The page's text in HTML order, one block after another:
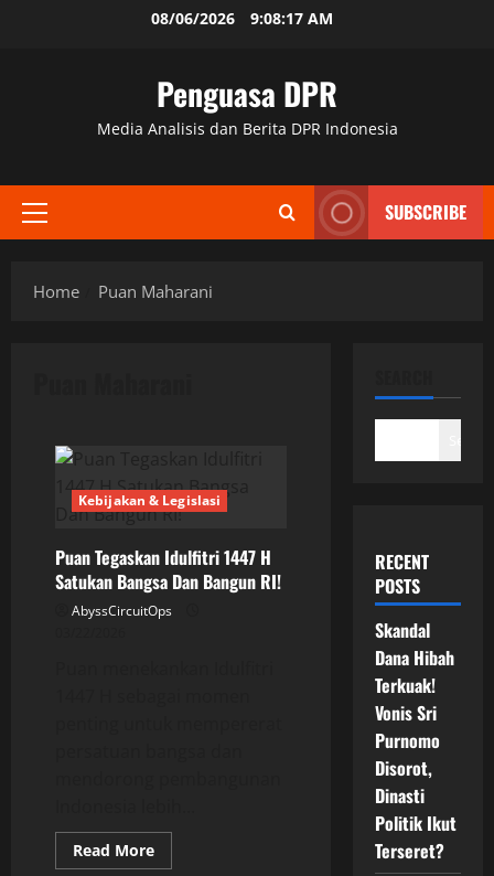
08/06/2026 9:08:17 AM
Penguasa DPR
Media Analisis dan Berita DPR Indonesia
Primary
SUBSCRIBE
Home Puan Maharani
Kebijakan & Legislasi
Puan Tegaskan Idulfitri 1447 H
Satukan Bangsa Dan Bangun RI!
AbyssCircuitOps
Read MoreRead
more
RECENT
POSTS
Skandal
Dana Hibah
Terkuak!
Vonis Sri
Purnomo
Disorot,
Dinasti
Politik Ikut
Terseret?